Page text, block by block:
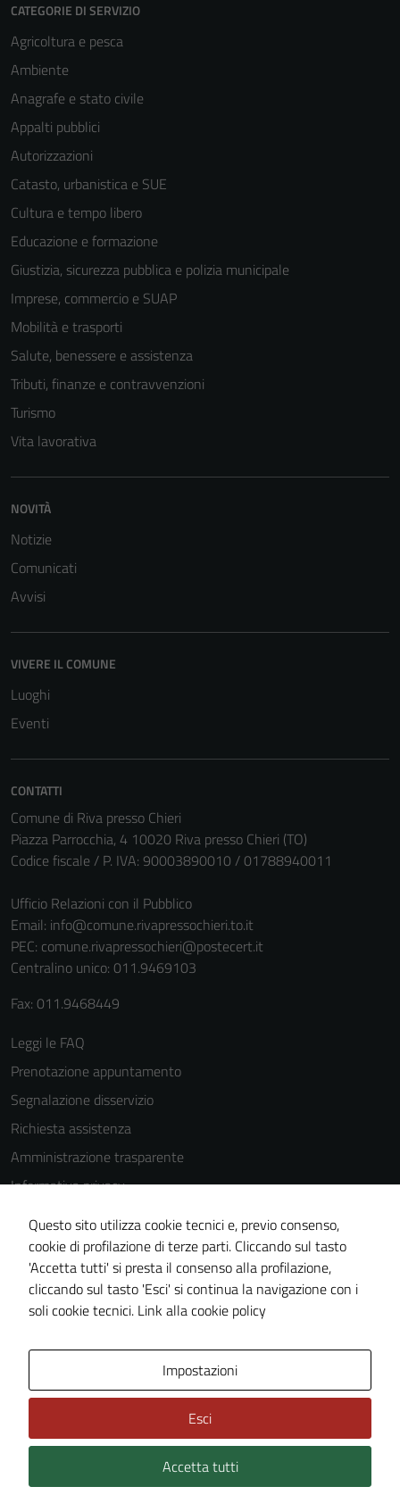
CATEGORIE DI SERVIZIO
Agricoltura e pesca
Ambiente
Anagrafe e stato civile
Appalti pubblici
Autorizzazioni
Catasto, urbanistica e SUE
Cultura e tempo libero
Educazione e formazione
Giustizia, sicurezza pubblica e polizia municipale
Imprese, commercio e SUAP
Mobilità e trasporti
Salute, benessere e assistenza
Tributi, finanze e contravvenzioni
Turismo
Vita lavorativa
NOVITÀ
Notizie
Comunicati
Avvisi
VIVERE IL COMUNE
Luoghi
Eventi
CONTATTI
Comune di Riva presso Chieri
Piazza Parrocchia, 4 10020 Riva presso Chieri (TO)
Codice fiscale / P. IVA: 90003890010 / 01788940011
Ufficio Relazioni con il Pubblico
Email: info@comune.rivapressochieri.to.it
PEC: comune.rivapressochieri@postecert.it
Centralino unico: 011.9469103
Fax: 011.9468449
Leggi le FAQ
Prenotazione appuntamento
Segnalazione disservizio
Richiesta assistenza
Amministrazione trasparente
Informativa privacy
Cookie Policy
Note legali
Dichiarazione di accessibilità
Piano di miglioramento del sito
Technical Design s.r.l.
Questo sito utilizza cookie tecnici e, previo consenso,
cookie di profilazione di terze parti. Cliccando sul tasto
'Accetta tutti' si presta il consenso alla profilazione,
cliccando sul tasto 'Esci' si continua la navigazione con i
soli cookie tecnici. Link alla cookie policy
Impostazioni
Esci
Accetta tutti
del sito e non
informazioni